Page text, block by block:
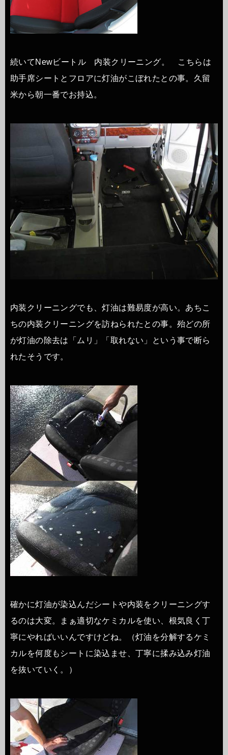
続いてNewビートル 内装クリーニング。 こちらは
助手席シートとフロアに灯油がこぼれたとの事。久留
米から朝一番でお持込。
内装クリーニングでも、灯油は難易度が高い。あちこ
ちの内装クリーニングを訪ねられたとの事。殆どの所
が灯油の除去は「ムリ」「取れない」という事で断ら
れたそうです。
確かに灯油が染込んだシートや内装をクリーニングす
るのは大変。まぁ適切なケミカルを使い、根気良く丁
寧にやればいいんですけどね。（灯油を分解するケミ
カルを何度もシートに染込ませ、丁寧に揉み込み灯油
を抜いていく。）